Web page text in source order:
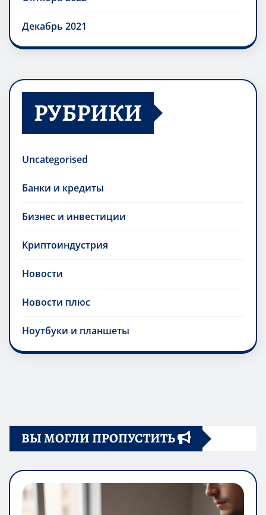
Декабрь 2021
РУБРИКИ
Uncategorised
Банки и кредиты
Бизнес и инвестиции
Криптоиндустрия
Новости
Новости плюс
Ноутбуки и планшеты
ВЫ МОГЛИ ПРОПУСТИТЬ